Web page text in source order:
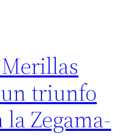
triunfo
Zegama-